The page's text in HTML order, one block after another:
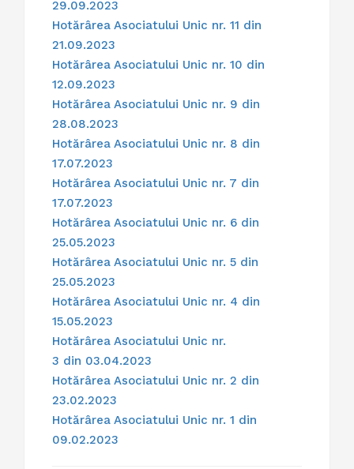
29.09.2023
Hotărârea Asociatului Unic nr. 11 din
21.09.2023
Hotărârea Asociatului Unic nr. 10 din
12.09.2023
Hotărârea Asociatului Unic nr. 9 din
28.08.2023
Hotărârea Asociatului Unic nr. 8 din
17.07.2023
Hotărârea Asociatului Unic nr. 7 din
17.07.2023
Hotărârea Asociatului Unic nr. 6 din
25.05.2023
Hotărârea Asociatului Unic nr. 5 din
25.05.2023
Hotărârea Asociatului Unic nr. 4 din
15.05.2023
Hotărârea Asociatului Unic nr.
3 din 03.04.2023
Hotărârea Asociatului Unic nr. 2 din
23.02.2023
Hotărârea Asociatului Unic nr. 1 din
09.02.2023